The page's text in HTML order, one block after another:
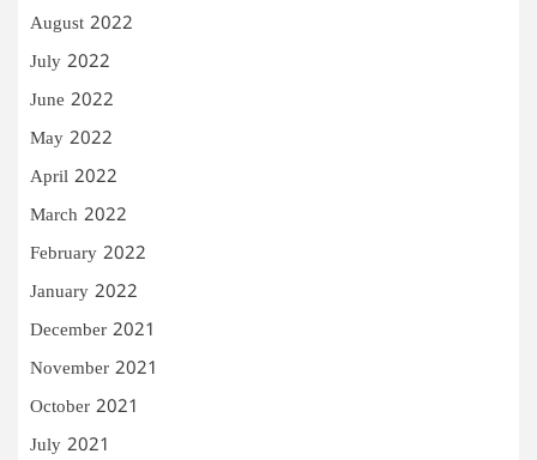
August 2022
July 2022
June 2022
May 2022
April 2022
March 2022
February 2022
January 2022
December 2021
November 2021
October 2021
July 2021